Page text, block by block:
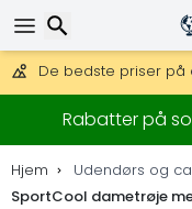
DHL Express fra dag til
30 dages returret,
De bedste priser
Rabatter på
Hjem Udendørs og
SportCool dametrøje
Søg efter